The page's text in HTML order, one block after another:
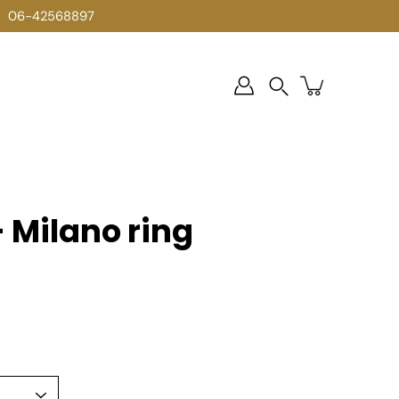
06-42568897
Milano ring